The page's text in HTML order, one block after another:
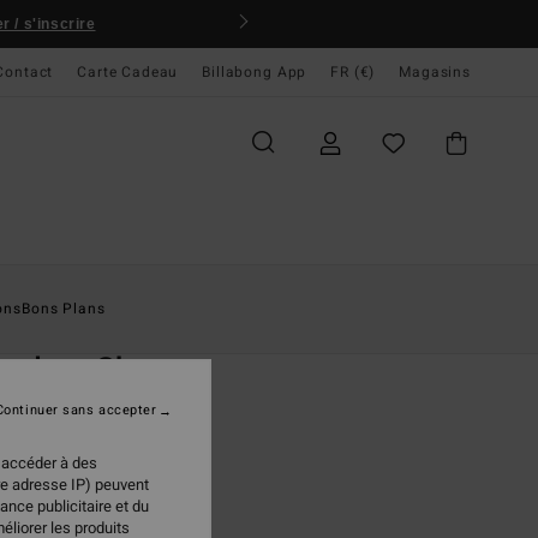
/ s'inscrire
Carte Cadeau Billabong App FR (€) Magasins
Bons Plans
Shore
demi-zip Violet Homme
€
à des
adresse IP) peuvent
publicitaire et du
les produits
sans accepter